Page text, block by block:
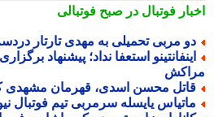
فوتبال در صبح فوتبالی
مربی تحمیلی به مهدی تارتار
محسن اسدی، قهرمان مشهدی
یایسله سرمربی تیم فوتبال